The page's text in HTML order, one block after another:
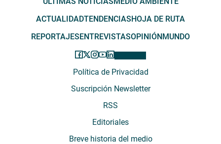
ACTUALIDADTENDENCIASHOJA DE RUTA
REPORTAJESENTREVISTASOPINIÓNMUNDO
Política de Privacidad
Suscripción Newsletter
RSS
Editoriales
Breve historia del medio